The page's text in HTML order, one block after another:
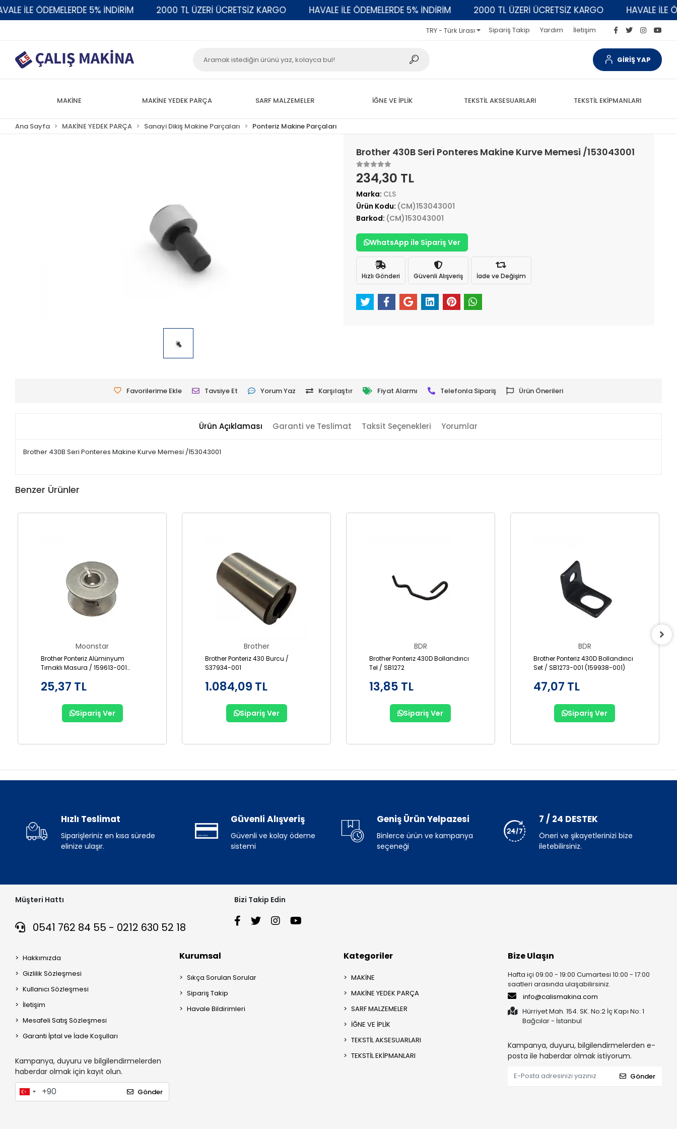
İLE ÖDEMELERDE 5% İNDİRİM 2000 TL ÜZERİ ÜCRETSİZ KARGO HAVALE İLE ÖDEMELERDE 5% İNDİRİM 2000 TL ÜZERİ ÜCRETSİZ KARGO HAVALE İLE
TRY - Türk Lirası Sipariş Takip Yardım İletişim
GİRİŞ YAP
MAKİNE MAKİNE YEDEK PARÇA SARF MALZEMELER İĞNE VE İPLİK TEKSTİL AKSESUARLARI TEKSTİL EKİPMANLARI
Ana Sayfa MAKİNE YEDEK PARÇA Sanayi Dikiş Makine Parçaları Ponteriz Makine Parçaları
Brother 430B Seri Ponteres Makine Kurve Memesi /153043001
234,30 TL
Marka: CLS
Ürün Kodu: (CM)153043001
Barkod: (CM)153043001
WhatsApp ile Sipariş Ver
Hızlı Gönderi Güvenli Alışveriş İade ve Değişim
Favorilerime Ekle Tavsiye Et Yorum Yaz Karşılaştır Fiyat Alarmı Telefonla Sipariş Ürün Önerileri
Ürün Açıklaması Garanti ve Teslimat Taksit Seçenekleri Yorumlar
Brother 430B Seri Ponteres Makine Kurve Memesi /153043001
Benzer Ürünler
Moonstar
Brother Ponteriz Alüminyum
Tırnaklı Masura / 159613-001
25,37 TL
Sipariş Ver
Brother
Brother Ponteriz 430 Burcu /
S37934-001
1.084,09 TL
Sipariş Ver
BDR
Brother Ponteriz 430D Bollandırıcı
Tel / SB1272
13,85 TL
Sipariş Ver
BDR
Brother Ponteriz 430D Bollandırıcı
Set / SB1273-001 (159938-001)
47,07 TL
Sipariş Ver
Hızlı Teslimat
Siparişleriniz en kısa sürede
elinize ulaşır.
Güvenli Alışveriş
Güvenli ve kolay ödeme
sistemi
Geniş Ürün Yelpazesi
Binlerce ürün ve kampanya
seçeneği
7 / 24 DESTEK
Öneri ve şikayetlerinizi bize
iletebilirsiniz.
Müşteri Hattı
0541 762 84 55 - 0212 630 52 18
Bizi Takip Edin
Hakkımızda
Gizlilik Sözleşmesi
Kullanıcı Sözleşmesi
İletişim
Mesafeli Satış Sözleşmesi
Garanti İptal ve İade Koşulları
Kampanya, duyuru ve bilgilendirmelerden
haberdar olmak için kayıt olun.
Gönder
Kurumsal
Sıkça Sorulan Sorular
Sipariş Takip
Havale Bildirimleri
Kategoriler
MAKİNE
MAKİNE YEDEK PARÇA
SARF MALZEMELER
İĞNE VE İPLİK
TEKSTİL AKSESUARLARI
TEKSTİL EKİPMANLARI
Bize Ulaşın
Hafta içi 09:00 - 19:00 Cumartesi 10:00 - 17:00
saatleri arasında ulaşabilirsiniz.
info@calismakina.com
Hürriyet Mah. 154. SK. No:2 İç Kapı No: 1
Bağcılar - İstanbul
Kampanya, duyuru, bilgilendirmelerden e-
posta ile haberdar olmak istiyorum.
Gönder